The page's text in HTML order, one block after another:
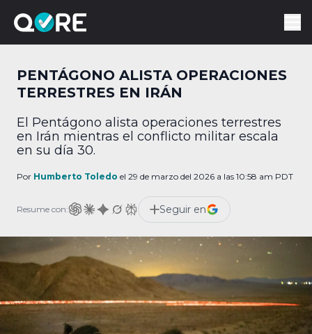
PENTÁGONO ALISTA OPERACIONES
TERRESTRES EN IRÁN
El Pentágono alista operaciones terrestres
en Irán mientras el conflicto militar escala
en su día 30.
Por Humberto Toledo el 29 de marzo del 2026 a las 10:58 am PDT
Resume con: Seguir en